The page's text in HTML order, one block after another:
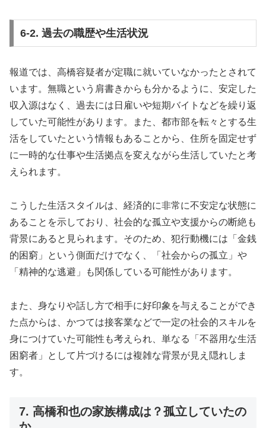
6-2. 過去の職歴や生活状況
報道では、高橋容疑者が定職に就いていなかったとされて
います。無職という肩書きからも分かるように、安定した
収入源はなく、過去には日雇いや短期バイトなどを繰り返
していた可能性があります。また、都市部を転々とする生
活をしていたという情報もあることから、住所を固定せず
に一時的な仕事や生活拠点を変えながら生活していたと考
えられます。
こうした生活スタイルは、経済的に非常に不安定な状態に
あることを示しており、社会的な孤立や支援からの断絶も
背景にあると見られます。そのため、犯行動機には「金銭
的困窮」という側面だけでなく、「社会からの孤立」や
「精神的な逃避」も関係している可能性があります。
また、身なりや話し方で相手に好印象を与えることができ
た点からは、かつては接客業などで一定の社会的スキルを
身につけていた可能性も考えられ、単なる「不器用な生活
困窮者」として片づけるには複雑な背景が見え隠れしま
す。
7. 高橋和也の家族構成は？孤立していたの